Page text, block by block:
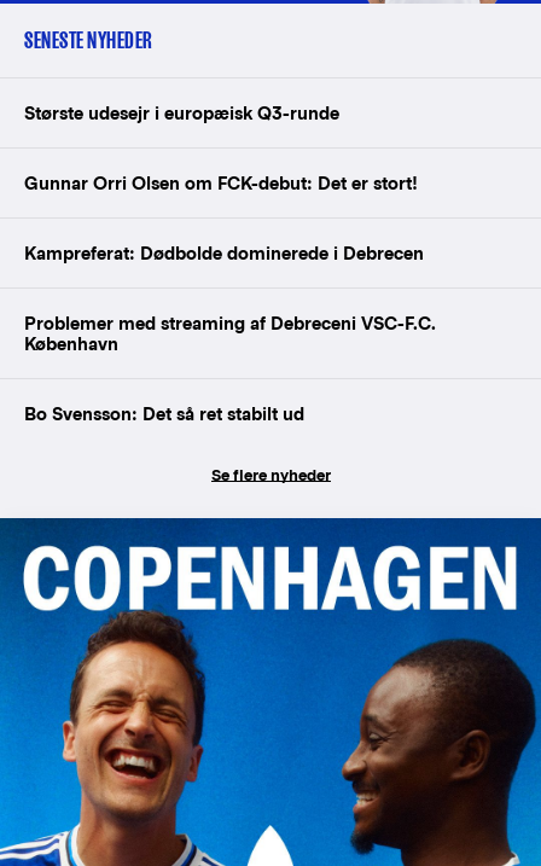
SENESTE NYHEDER
Største udesejr i europæisk Q3-runde
Gunnar Orri Olsen om FCK-debut: Det er stort!
Kampreferat: Dødbolde dominerede i Debrecen
Problemer med streaming af Debreceni VSC-F.C.
København
Bo Svensson: Det så ret stabilt ud
Se flere nyheder